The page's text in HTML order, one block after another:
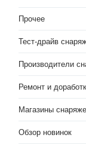
Прочее
Тест-драйв
Производители
Ремонт и
Магазины
Обзор новинок